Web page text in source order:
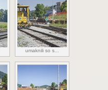
umaknili so s...